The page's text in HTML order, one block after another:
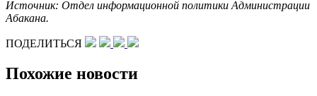
Источник: Отдел информационной политики Администрации
Абакана.
ПОДЕЛИТЬСЯ
Похожие новости